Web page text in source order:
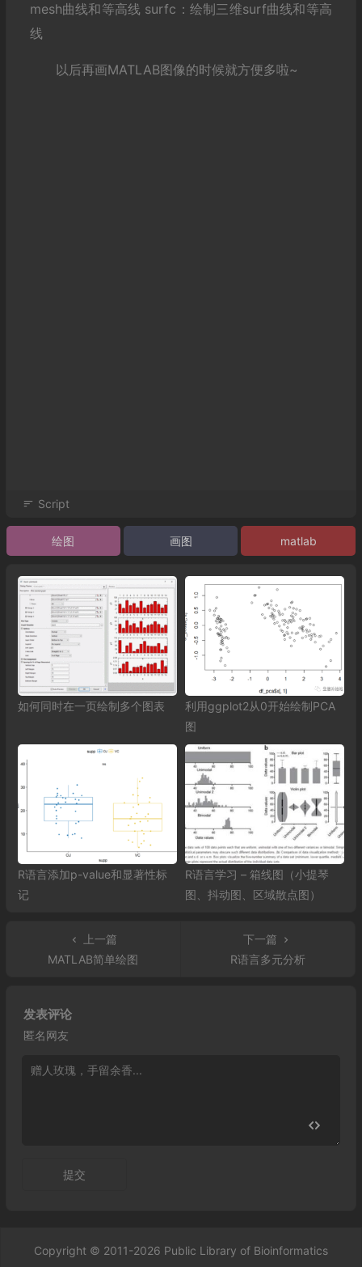
mesh曲线和等高线 surfc：绘制三维surf曲线和等高
线
以后再画MATLAB图像的时候就方便多啦~
Script
绘图 画图 matlab
如何同时在一页绘制多个图表
利用ggplot2从0开始绘制PCA
图
R语言添加p-value和显著性标
记
R语言学习 – 箱线图（小提琴
图、抖动图、区域散点图）
上一篇
MATLAB简单绘图
下一篇
R语言多元分析
发表评论
匿名网友
提交
Copyright © 2011-2026 Public Library of Bioinformatics